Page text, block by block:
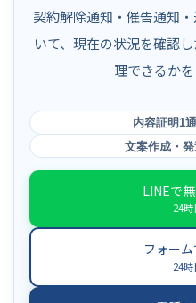
契約解除通知・催告通知
いて、現在の状況を確認
理できるかを
内容証明1
文案作成・
LINEで
24
フォー
24